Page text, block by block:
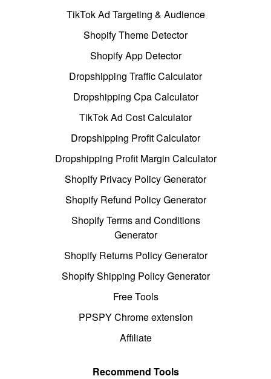
TikTok Ad Targeting & Audience
Shopify Theme Detector
Shopify App Detector
Dropshipping Traffic Calculator
Dropshipping Cpa Calculator
TikTok Ad Cost Calculator
Dropshipping Profit Calculator
Dropshipping Profit Margin Calculator
Shopify Privacy Policy Generator
Shopify Refund Policy Generator
Shopify Terms and Conditions
Generator
Shopify Returns Policy Generator
Shopify Shipping Policy Generator
Free Tools
PPSPY Chrome extension
Affiliate
Recommend Tools